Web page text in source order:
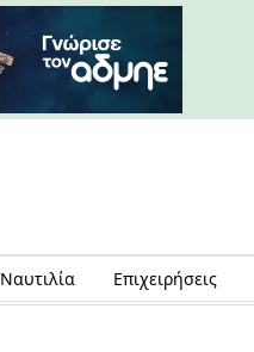
Ναυτιλία Επιχειρήσεις